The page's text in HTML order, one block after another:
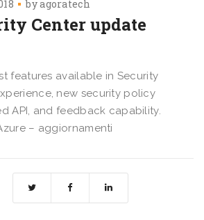
byagoratech
Center update
features available in Security
new security policy
API, and feedback capability.
– aggiornamenti